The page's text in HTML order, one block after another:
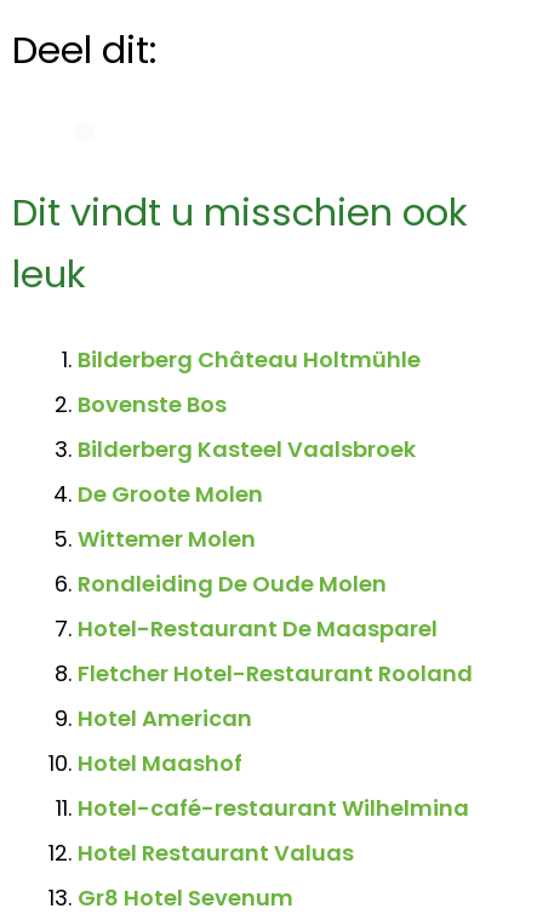
Deel dit:
Dit vindt u misschien ook
leuk
Bilderberg Château Holtmühle
Bovenste Bos
Bilderberg Kasteel Vaalsbroek
De Groote Molen
Wittemer Molen
Rondleiding De Oude Molen
Hotel-Restaurant De Maasparel
Fletcher Hotel-Restaurant Rooland
Hotel American
Hotel Maashof
Hotel-café-restaurant Wilhelmina
Hotel Restaurant Valuas
Gr8 Hotel Sevenum